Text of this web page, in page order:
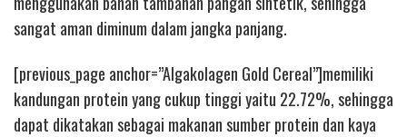
sangat aman diminum dalam jangka panjang.
[previous_page anchor=”Algakolagen Gold Cereal”]memiliki
kandungan protein yang cukup tinggi yaitu 22.72%, sehingga
dapat dikatakan sebagai makanan sumber protein dan kaya